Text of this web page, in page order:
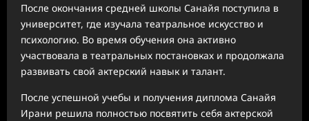
После окончания средней школы Санайя поступила в
университет, где изучала театральное искусство и
психологию. Во время обучения она активно
участвовала в театральных постановках и продолжала
развивать свой актерский навык и талант.
После успешной учебы и получения диплома Санайя
Ирани решила полностью посвятить себя актерской